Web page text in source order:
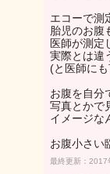
エコーで測
胎児のお腹
医師が測定
実際とは違
(と医師に
お腹を自分
写真とかで
イメージな
お腹小さい
最終更新：2017